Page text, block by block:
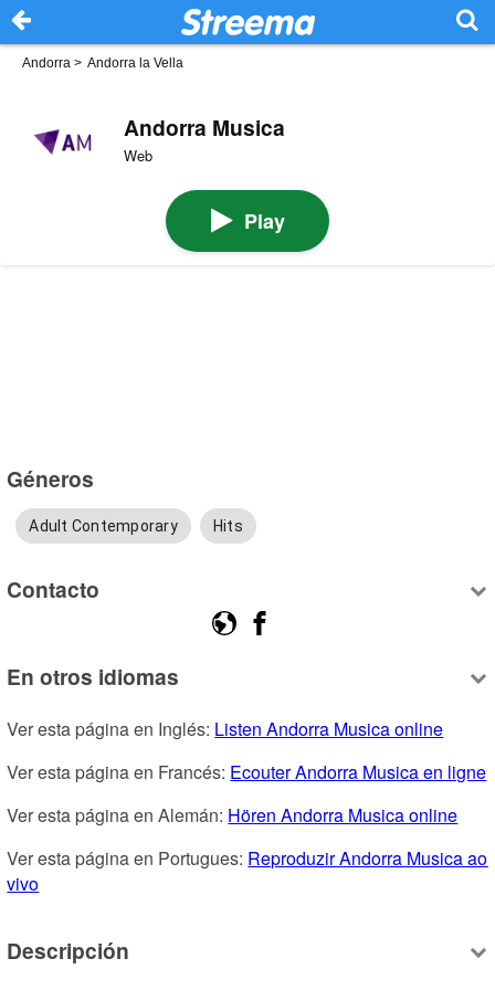
Andorra > Andorra la Vella
Andorra Musica
Web
Play
Géneros
Adult Contemporary Hits
Contacto
En otros idiomas
Ver esta página en Inglés: Listen Andorra Musica online
Ver esta página en Francés: Ecouter Andorra Musica en ligne
Ver esta página en Alemán: Hören Andorra Musica online
Ver esta página en Portugues: Reproduzir Andorra Musica ao
vivo
Descripción